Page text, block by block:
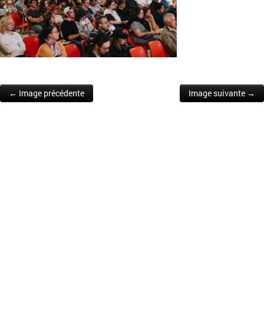
Post navigation
← Image précédente Image suivante →